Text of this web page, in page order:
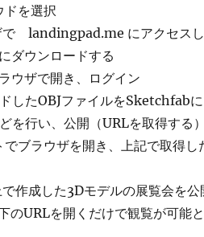
ドを選択
で landingpad.me にアクセスし
ダウンロードする
ウザで開き、ログイン
したOBJファイルをSketchfab
を行い、公開（URLを取得する）
ブラウザを開き、上記で取得し
作成した3Dモデルの展覧会を
のURLを開くだけで観覧が可能と